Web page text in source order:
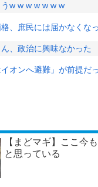
w w w w w w w
格、庶民には届かなくな
ん、政治に興味なかった
イオンへ避難」が前提だ
【まどマギ】ここ今
と思っている